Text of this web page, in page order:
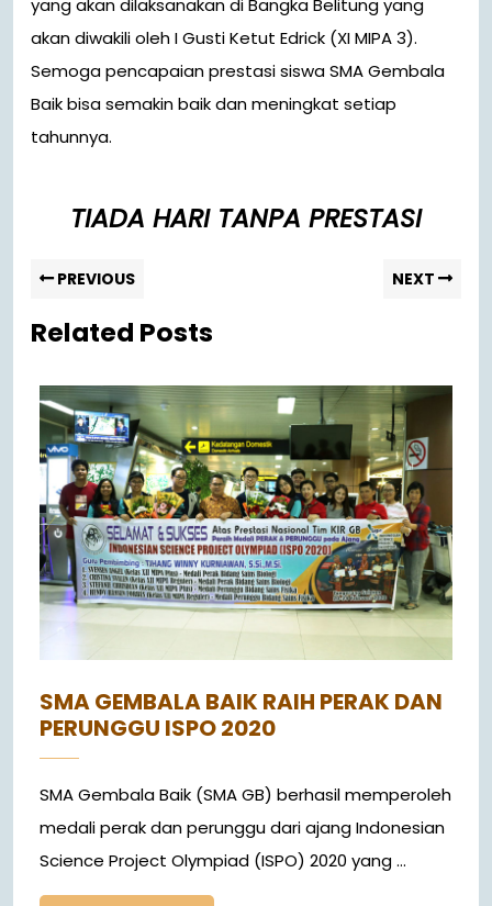
akan diwakili oleh I Gusti Ketut Edrick (XI MIPA 3).
Semoga pencapaian prestasi siswa SMA Gembala
Baik bisa semakin baik dan meningkat setiap
tahunnya.
TIADA HARI TANPA PRESTASI
PREVIOUS NEXT
Related Posts
SMA GEMBALA BAIK RAIH PERAK DAN
PERUNGGU ISPO 2020
SMA Gembala Baik (SMA GB) berhasil memperoleh
medali perak dan perunggu dari ajang Indonesian
Science Project Olympiad (ISPO) 2020 yang ...